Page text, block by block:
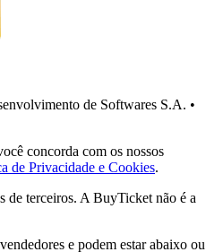
de Softwares S.A. •
concorda com os nossos
de Privacidade e Cookies.
de terceiros. A BuyTicket não é a
e podem estar abaixo ou